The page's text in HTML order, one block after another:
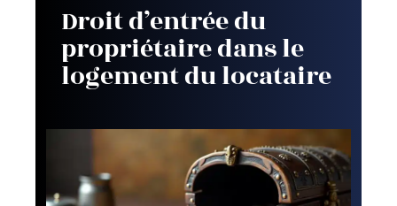
Droit d’entrée du
propriétaire dans le
logement du locataire